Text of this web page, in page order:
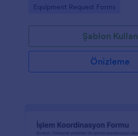
Go to Category:
Equipment Request Forms
Şablon Kullan
Önizleme